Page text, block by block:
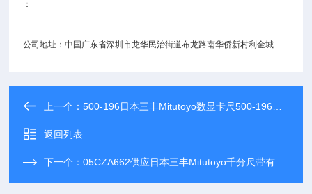
：
公司地址：中国广东省深圳市龙华民治街道布龙路南华侨新村利金城
上一个：500-196日本三丰Mitutoyo数显卡尺500-196产品介绍及图片
返回列表
下一个：05CZA662供应日本三丰Mitutoyo千分尺带有数据开关SPC电缆1米05CZA662数据线